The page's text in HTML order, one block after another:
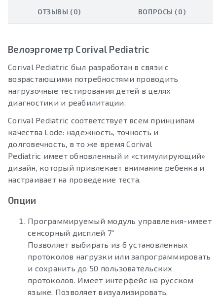
ОТЗЫВЫ (0) ВОПРОСЫ (0)
Велоэргометр Corival Pediatric
Corival Pediatric был разработан в связи с
возрастающими потребностями проводить
нагрузочные тестирования детей в целях
диагностики и реабилитации.
Corival Pediatric соответствует всем принципам
качества Lode: надежность, точность и
долговечность, в то же время Corival
Pediatric имеет обновленный и «стимулирующий»
дизайн, который привлекает внимание ребенка и
настраивает на проведение теста.
Опции
Программируемый модуль управления-имеет
сенcорный дисплей 7’’
Позволяет выбирать из 6 установленных
протоколов нагрузки или запрограммировать
и сохранить до 50 пользовательских
протоколов. Имеет интерфейс на русском
языке. Позволяет визуализировать,